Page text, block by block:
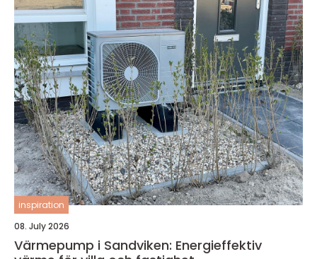
inspiration
08. July 2026
Värmepump i Sandviken: Energieffektiv